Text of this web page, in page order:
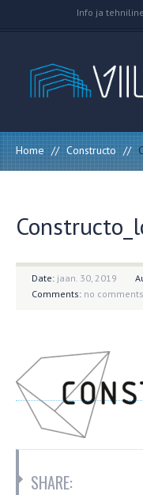
Info ja
Home // Constructo //
Date: jaan. 30, 2019
Comments: no comments
SHARE: